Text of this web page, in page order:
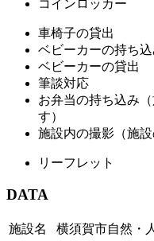
コインロッカー
車椅子の貸出
ベビーカーの持ち込
ベビーカーの貸出
筆談対応
お弁当の持ち込み
す）
施設内の撮影（施
リーフレット
DATA
施設名
横須賀市自然・